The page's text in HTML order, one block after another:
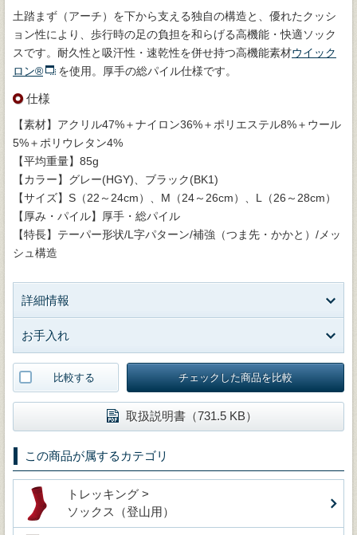
土踏まず（アーチ）を下から支える独自の構造と、優れたクッシ
ョン性により、歩行時の足の負担を和らげる高機能・快適ソック
スです。耐久性と吸汗性・速乾性を併せ持つ高機能素材ウイック
ロン®
を使用。厚手の総パイル仕様です。
仕様
【素材】アクリル47%＋ナイロン36%＋ポリエステル8%＋ウール
5%＋ポリウレタン4%
【平均重量】85g
【カラー】グレー(HGY)、ブラック(BK1)
【サイズ】S（22～24cm）、M（24～26cm）、L（26～28cm）
【厚み・パイル】厚手・総パイル
【特長】テーパー形状/L字パターン/補強（つま先・かかと）/メッ
シュ構造
詳細情報
お手入れ
比較する チェックした商品を比較
取扱説明書（731.5 KB）
この商品が属するカテゴリ
トレッキング >
ソックス（登山用）